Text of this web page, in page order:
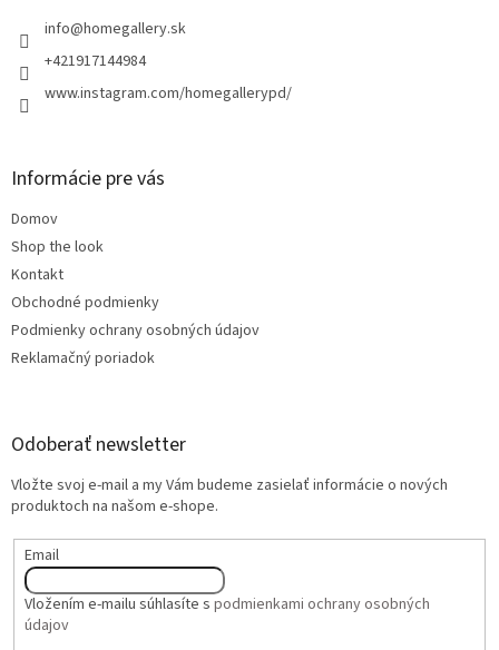
info@homegallery.sk
+421917144984
www.instagram.com/homegallerypd/
Informácie pre vás
Domov
Shop the look
Kontakt
Obchodné podmienky
Podmienky ochrany osobných údajov
Reklamačný poriadok
Odoberať newsletter
Vložte svoj e-mail a my Vám budeme zasielať informácie o nových
produktoch na našom e-shope.
Email
Vložením e-mailu súhlasíte s podmienkami ochrany osobných
údajov